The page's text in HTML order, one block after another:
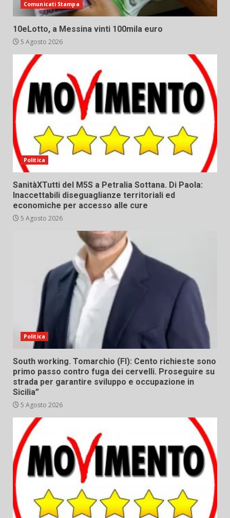
Comunicati Stampa
10eLotto, a Messina vinti 100mila euro
5 Agosto 2026
Politica
SanitàXTutti del M5S a Petralia Sottana. Di Paola:
Inaccettabili diseguaglianze territoriali ed
economiche per accesso alle cure
5 Agosto 2026
Politica
South working. Tomarchio (FI): Cento richieste sono
primo passo contro fuga dei cervelli. Proseguire su
strada per garantire sviluppo e occupazione in
Sicilia”
5 Agosto 2026